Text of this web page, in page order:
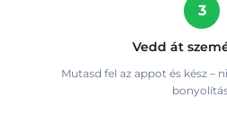
3
Vedd át
Mutasd fel az appot és kész –